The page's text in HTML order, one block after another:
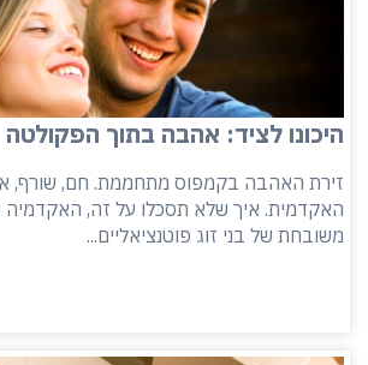
היכונו לציד: אהבה בתוך הפקולטה
זירת האהבה בקמפוס מתחממת. חם, שורף,
האקדמית. איך שלא תסכלו על זה,
משובחת של בני זוג פוטנציאליים...